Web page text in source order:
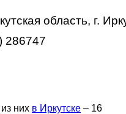
область, г.
286747
из них в Иркутске – 16